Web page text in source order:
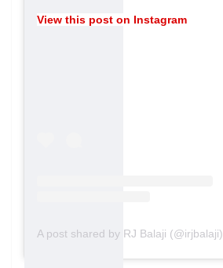
View this post on Instagram
A post shared by RJ Balaji (@irjbalaji)